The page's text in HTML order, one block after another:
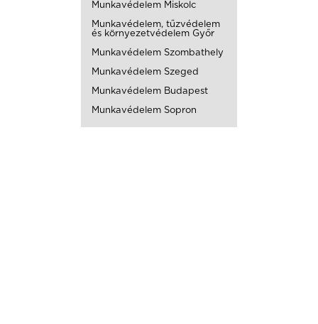
Munkavédelem Miskolc
Munkavédelem, tűzvédelem
és környezetvédelem Győr
Munkavédelem Szombathely
Munkavédelem Szeged
Munkavédelem Budapest
Munkavédelem Sopron